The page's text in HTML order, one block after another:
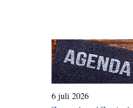
6 juli 2026